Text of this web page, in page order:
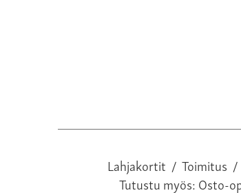
Lahjakortit / Toimitus /
Tutustu myös:Osto-